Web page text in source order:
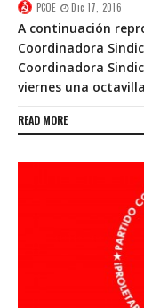
PCOE Dic 17, 2016
A continuación
Coordinadora
Coordinadora
viernes una
READ MORE